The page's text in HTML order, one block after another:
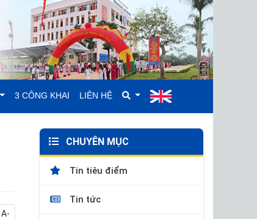
3 CÔNG KHAI LIÊN HỆ
A-
CHUYÊN MỤC
Tin tiêu điểm
Tin tức